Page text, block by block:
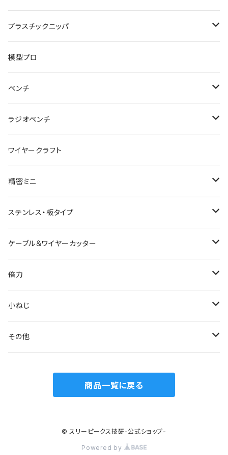
ハンマープライヤー用
グリップ
平ペンチ
ナイロンジョープライヤー
かるいニッパ
新サイズ強力ニッパ
パワーニッパ
ピアノ線強力ニッパ
結束バンド2WAYニッパ
結束バンドひっぱりニッパ
電工Fニッパ
電工パワーニッパ
模型プロ ニッパ
ミニマイクロニッパ
マイクロニッパ
ワイヤークラフトニッパ
プラスチックニッパ
プラスチックニッパ
かるいプラスチックニッパ
ミニプラスチックニッパ
マイクロプラスチックニッパ
模型プロ 片刃プラニッパ
片刃プラニッパ
ハイプラスチックニッパ
スリムプラスチックニッパ
斜プラスチックニッパ
エッジプラスチックニッパ
ステンレス、板タイププラスチックニッパ
刃面フラット（平面）
模型プロ
ペンチ
ペンチ
かるいペンチ
新サイズペンチ
かるいパワーペンチ
電工パワーペンチ
ラジオペンチ
ラジオペンチ
かるいラジオペンチ
新サイズラジオペンチ
マイクロラジオペンチ
ニードルノーズプライヤー
リードペンチ
ステンレス製ラジオペンチ
万能ラジオペンチ
ワイヤークラフトペンチ
ワイヤークラフト
精密ミニ
ミニマイクロニッパ
ミニプラスチックニッパ
エッジニッパ
ニードルノーズプライヤー
ミニリードペンチ
チェーンノーズプライヤー
ステンレス・板タイプ
ニッパ
プラスチックニッパ
ラジオペンチ
リードペンチ
ケーブル＆ワイヤーカッター
電工Fペンチ
ケーブルカッター
ワイヤーカッター
倍力
グリーンシリーズ
ジュエリーカッター
小ねじ
トラスねじバイス
小ねじプライヤー
その他
カートリッジレンチ
商品一覧に戻る
© スリーピークス技研-公式ショップ-
Powered by